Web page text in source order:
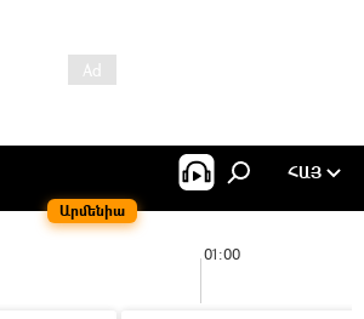
Արմենիա
ՀԱՅ
01:00